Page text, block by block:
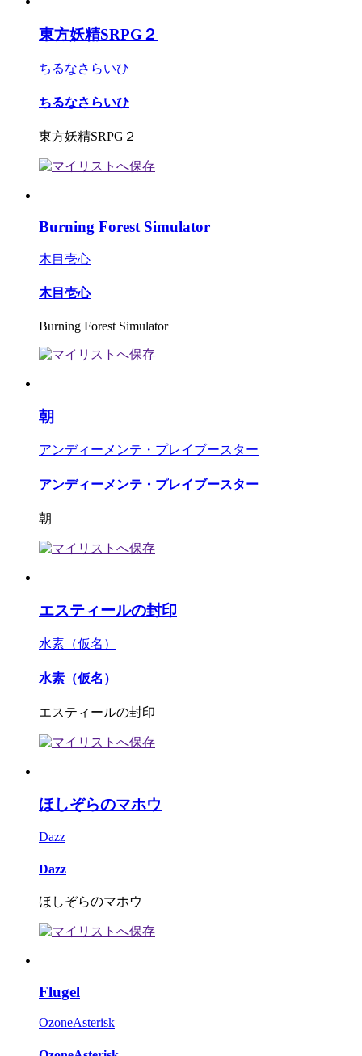
東方妖精SRPG２
ちるなさらいひ
ちるなさらいひ
東方妖精SRPG２
Burning Forest Simulator
木目壱心
木目壱心
Burning Forest Simulator
朝
アンディーメンテ・プレイブースター
アンディーメンテ・プレイブースター
朝
エスティールの封印
水素（仮名）
水素（仮名）
エスティールの封印
ほしぞらのマホウ
Dazz
Dazz
ほしぞらのマホウ
Flugel
OzoneAsterisk